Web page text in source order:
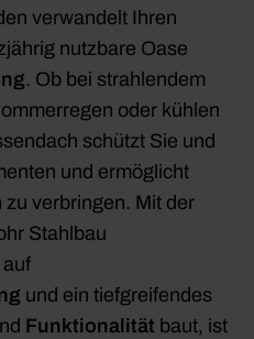
verwandelt Ihren
nutzbare Oase
. Ob bei strahlendem
oder kühlen
schützt Sie und
und ermöglicht
zu verbringen. Mit der
Stahlbau
und ein tiefgreifendes
Funktionalität baut, ist